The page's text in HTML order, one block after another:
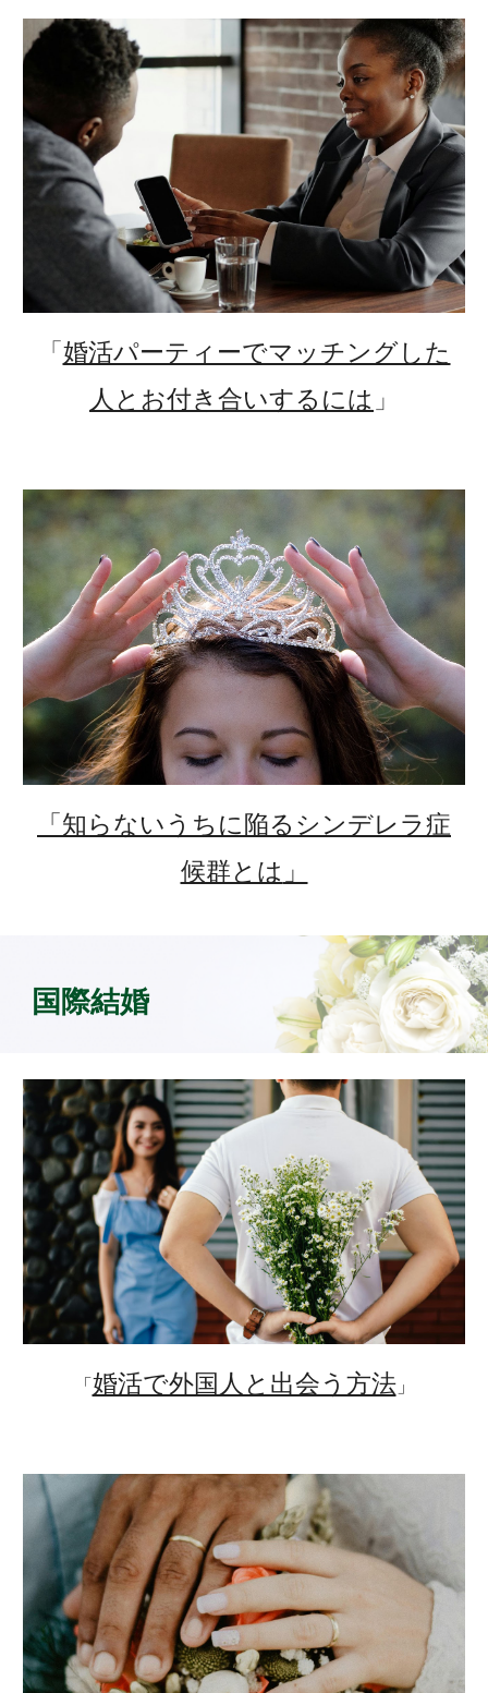
「婚活パーティーでマッチングした
人とお付き合いするには 」
「知らないうちに陥るシンデレラ症
候群とは 」
国際結婚
「婚活で外国人と出会う方法」